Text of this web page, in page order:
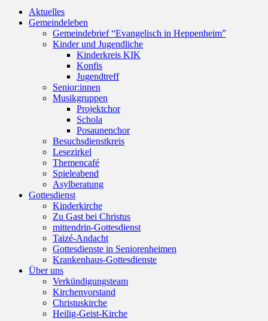
oben
scrollen
Aktuelles
Gemeindeleben
Gemeindebrief “Evangelisch in Heppenheim”
Kinder und Jugendliche
Kinderkreis KIK
Konfis
Jugendtreff
Senior:innen
Musikgruppen
Projektchor
Schola
Posaunenchor
Besuchsdienstkreis
Lesezirkel
Themencafé
Spieleabend
Asylberatung
Gottesdienst
Kinderkirche
Zu Gast bei Christus
mittendrin-Gottesdienst
Taizé-Andacht
Gottesdienste in Seniorenheimen
Krankenhaus-Gottesdienste
Über uns
Verkündigungsteam
Kirchenvorstand
Christuskirche
Heilig-Geist-Kirche